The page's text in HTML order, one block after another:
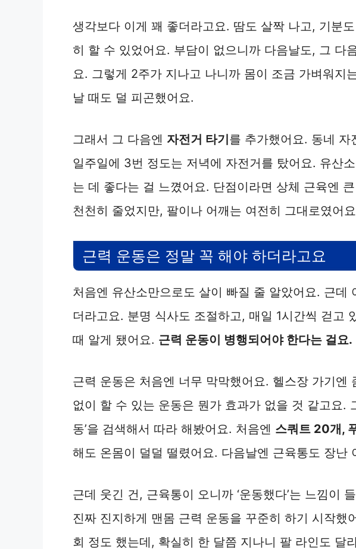
생각보다 이게 꽤 좋더라고요. 땀도 살짝 나고, 기분
히 할 수 있었어요. 부담이 없으니까 다음날도, 그 다
요. 그렇게 2주가 지나고 나니까 몸이 조금 가벼워지
날 때도 덜 피곤했어요.
그래서 그 다음엔 자전거 타기를 추가했어요. 동네 자
일주일에 3번 정도는 저녁에 자전거를 탔어요. 유산
는 데 좋다는 걸 느꼈어요. 단점이라면 상체 근육엔
천천히 줄었지만, 팔이나 어깨는 여전히 그대로였어
근력 운동은 정말 꼭 해야 하더라고요
처음엔 유산소만으로도 살이 빠질 줄 알았어요. 근데
더라고요. 분명 식사도 조절하고, 매일 1시간씩 걷고
때 알게 됐어요. 근력 운동이 병행되어야 한다는 걸요.
근력 운동은 처음엔 너무 막막했어요. 헬스장 가기엔
없이 할 수 있는 운동은 뭔가 효과가 없을 것 같고요.
동’을 검색해서 따라 해봤어요. 처음엔 스쿼트 20개,
해도 온몸이 덜덜 떨렸어요. 다음날엔 근육통도 장난
근데 웃긴 건, 근육통이 오니까 ‘운동했다’는 느낌이
진짜 진지하게 맨몸 근력 운동을 꾸준히 하기 시작했
회 정도 했는데, 확실히 한 달쯤 지나니 팔 라인도 달